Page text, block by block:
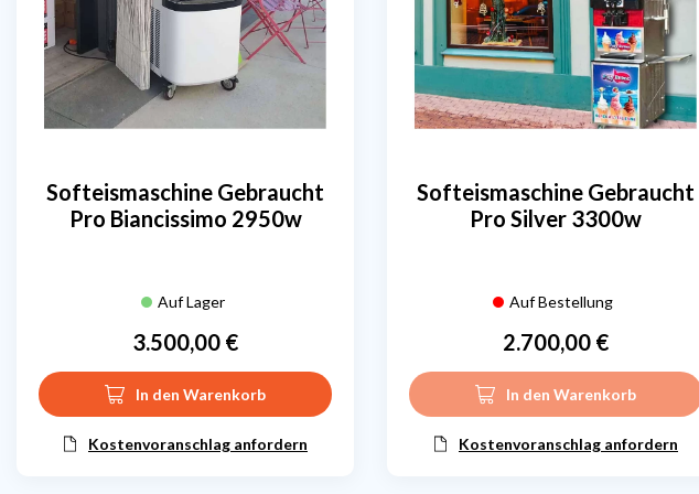
Softeismaschine Gebraucht
Pro Biancissimo 2950w
Auf Lager
Preis
3.500,00 €
In den Warenkorb
Kostenvoranschlag anfordern
Softeismaschine Gebraucht
Pro Silver 3300w
Auf Bestellung
Preis
2.700,00 €
In den Warenkorb
Kostenvoranschlag anfordern